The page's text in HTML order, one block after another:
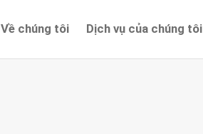
Về chúng tôi Dịch vụ của chúng tôi